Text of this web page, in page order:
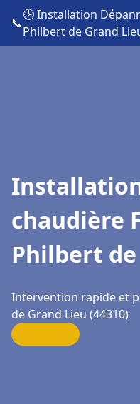
📞
🕒 Installation
Philbert de Grand
chaudière
Philbert
Intervention rapide et
de Grand Lieu (44310)